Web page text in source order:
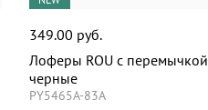
349.00 руб.
Лоферы ROU с перемычкой
черные
PY5465A-83A